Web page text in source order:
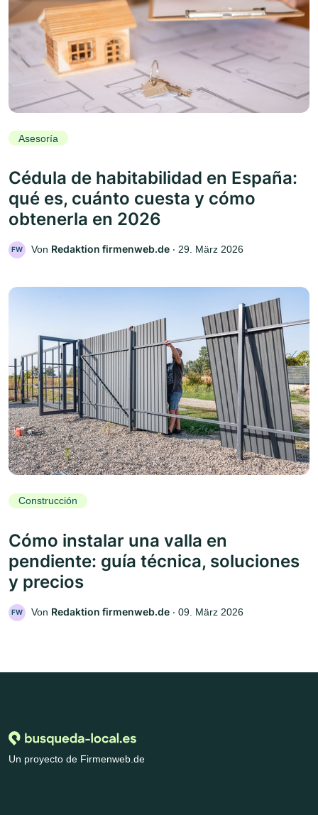
Asesoría
Cédula de habitabilidad en España:
qué es, cuánto cuesta y cómo
obtenerla en 2026
FW Von Redaktion firmenweb.de ‧ 29. März 2026
Construcción
Cómo instalar una valla en
pendiente: guía técnica, soluciones
y precios
FW Von Redaktion firmenweb.de ‧ 09. März 2026
Un proyecto de Firmenweb.de